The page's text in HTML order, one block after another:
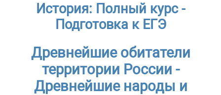
История: Полный курс -
Подготовка к ЕГЭ
Древнейшие обитатели
территории России -
Древнейшие народы и